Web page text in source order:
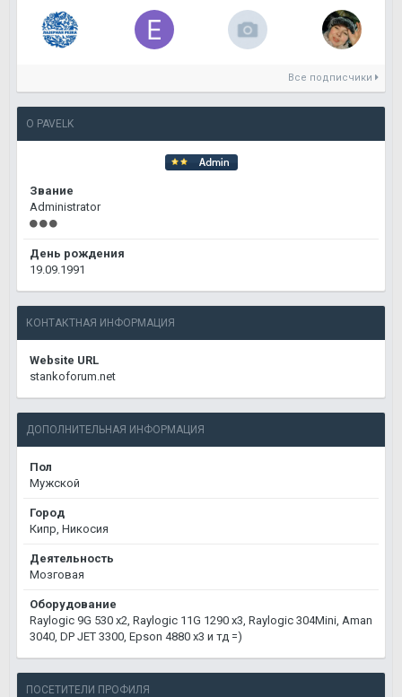
Все подписчики
О PAVELK
Звание
Administrator
День рождения
19.09.1991
КОНТАКТНАЯ ИНФОРМАЦИЯ
Website URL
stankoforum.net
ДОПОЛНИТЕЛЬНАЯ ИНФОРМАЦИЯ
Пол
Мужской
Город
Кипр, Никосия
Деятельность
Мозговая
Оборудование
Raylogic 9G 530 х2, Raylogic 11G 1290 х3, Raylogic 304Mini, Aman
3040, DP JET 3300, Epson 4880 x3 и тд =)
ПОСЕТИТЕЛИ ПРОФИЛЯ